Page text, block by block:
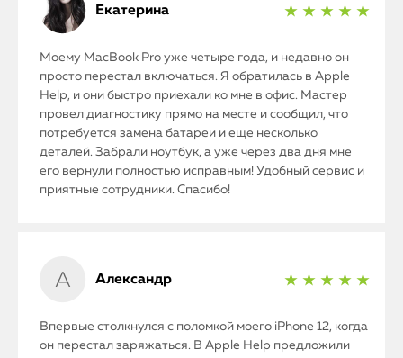
Екатерина ★ ★ ★ ★ ★
Моему MacBook Pro уже четыре года, и недавно он
просто перестал включаться. Я обратилась в Apple
Help, и они быстро приехали ко мне в офис. Мастер
провел диагностику прямо на месте и сообщил, что
потребуется замена батареи и еще несколько
деталей. Забрали ноутбук, а уже через два дня мне
его вернули полностью исправным! Удобный сервис и
приятные сотрудники. Спасибо!
Александр ★ ★ ★ ★ ★
Впервые столкнулся с поломкой моего iPhone 12, когда
он перестал заряжаться. В Apple Help предложили